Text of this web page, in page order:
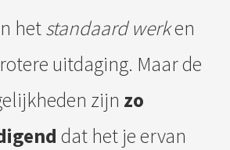
hetstandaard werken
uitdaging. Maar de
zijn zo
dat het je ervan